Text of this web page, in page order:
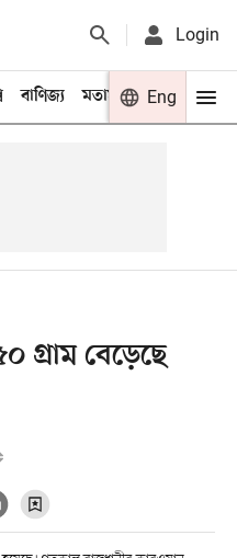
Login
বাণিজ্য মতামত খেলা
Eng
বেড়েছে